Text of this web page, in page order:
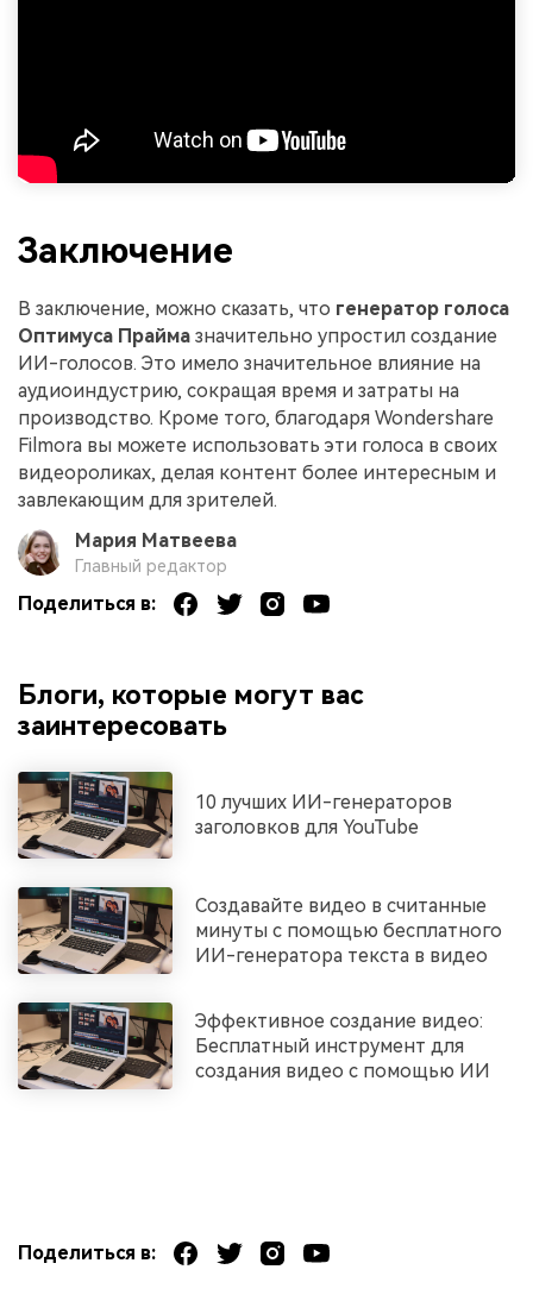
Заключение
В заключение, можно сказать, что генератор голоса
Оптимуса Прайма значительно упростил создание
ИИ-голосов. Это имело значительное влияние на
аудиоиндустрию, сокращая время и затраты на
производство. Кроме того, благодаря Wondershare
Filmora вы можете использовать эти голоса в своих
видеороликах, делая контент более интересным и
завлекающим для зрителей.
Мария Матвеева
Главный редактор
Поделиться в:
Блоги, которые могут вас
заинтересовать
10 лучших ИИ-генераторов
заголовков для YouTube
Создавайте видео в считанные
минуты с помощью бесплатного
ИИ-генератора текста в видео
Эффективное создание видео:
Бесплатный инструмент для
создания видео с помощью ИИ
Поделиться в: